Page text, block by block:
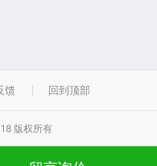
馈 回到顶部
版权所有